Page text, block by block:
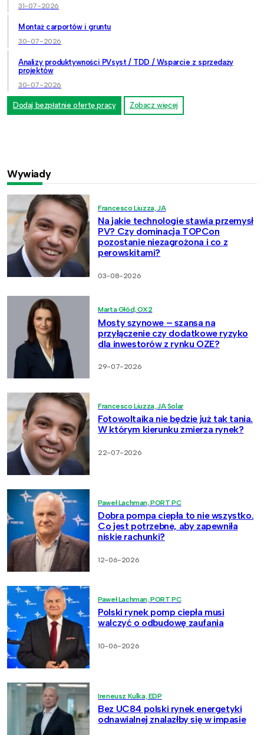
31-07-2026
Montaż carportów i gruntu
30-07-2026
Analizy produktywności PVsyst / TDD / Wsparcie z sprzedaży
projektów
30-07-2026
Dodaj bezpłatnie ofertę pracy Zobacz więcej
Wywiady
Francesco Liuzza, JA
Na jakie technologie stawia przemysł
PV? Czy dominacja TOPCon
pozostanie niezagrożona i co z
perowskitami?
03-08-2026
Marta Głód, OX2
Mosty szynowe – szansa na
przyłączenie czy dodatkowe ryzyko
dla inwestorów z rynku OZE?
29-07-2026
Francesco Liuzza, JA Solar
Fotowoltaika nie będzie już tak tania.
W którym kierunku zmierza rynek?
22-07-2026
Paweł Lachman, PORT PC
Dobra pompa ciepła to nie wszystko.
Co jest potrzebne, aby zapewniła
niskie rachunki?
12-06-2026
Paweł Lachman, PORT PC
Polski rynek pomp ciepła musi
walczyć o odbudowę zaufania
10-06-2026
Ireneusz Kulka, EDP
Bez UC84 polski rynek energetyki
odnawialnej znalazłby się w impasie